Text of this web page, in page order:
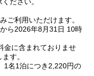
ださい。
ご利用いただけます。
ら2026年8月31日 10時
金に含まれておりませ
す。
1名1泊につき2,220円の